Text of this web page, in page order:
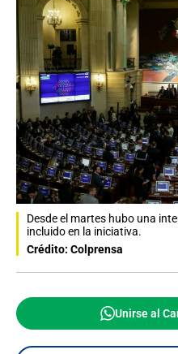
Desde el martes hubo una
incluido en la iniciativa.
Crédito: Colprensa
Unirse al